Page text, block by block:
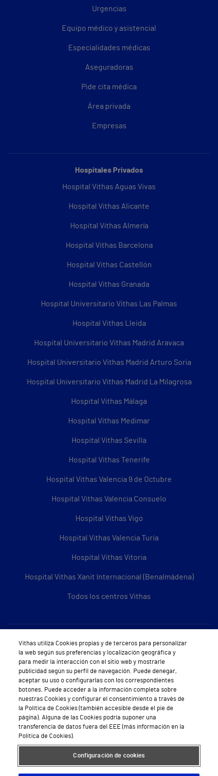
Urgencias
Equipo médico y asistencial
Especialidades médicas
Aseguradoras
Pide cita médica
Área privada
Empresas
Hospitales Privados
Hospital Vithas Aguas Vivas
Hospital Vithas Alicante
Hospital Vithas Almería
Hospital Vithas Barcelona
Hospital Vithas Castellón
Hospital Vithas Granada
Hospital Universitario Vithas Las Palmas
Hospital Vithas Lleida
Hospital Universitario Vithas Madrid Aravaca
Hospital Universitario Vithas Madrid Arturo Soria
Hospital Universitario Vithas Madrid La Milagrosa
Hospital Vithas Málaga
Hospital Vithas Medimar
Hospital Vithas Sevilla
Hospital Vithas Tenerife
Hospital Vithas Valencia 9 de Octubre
Hospital Vithas Valencia Consuelo
Hospital Vithas Vigo
Hospital Vithas Valencia Turia
Hospital Vithas Vitoria
Hospital Vithas Xanit Internacional (Benalmádena)
Todos los centros Vithas
Sobre Vithas
Quiénes somos
Trabajar en Vithas
Teléfono Cita Médica
Teléfono Atención al Cliente
Política de seguridad y salud en el trabajo
Conoce a Supervita
Vithas utiliza Cookies propias y de terceros para personalizar
la web según sus preferencias y localización geográfica y
para medir la interacción con el sitio web y mostrarle
publicidad según su perfil de navegación. Puede denegar,
aceptar su uso o configurarlas con los correspondientes
botones. Puede acceder a la información completa sobre
nuestras Cookies y configurar el consentimiento a través de
la Política de Cookies (también accesible desde el pie de
página). Alguna de las Cookies podría suponer una
transferencia de datos fuera del EEE (más información en la
Política de Cookies).
Configuración de cookies